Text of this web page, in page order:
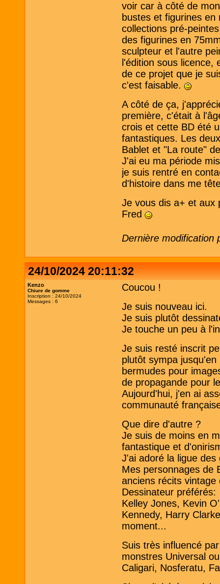
voir car à côté de
bustes et figurines
collections pré-
des figurines en
sculpteur et l'autre
l'édition sous
de ce projet que je
c'est faisable.
A côté de ça,
première, c'était à
crois et cette BD été
fantastiques. Les
Bablet et "La route"
J'ai eu ma période
je suis rentré en
d'histoire dans me
Je vous dis a+ et aux
Fred
Dernière modification
24/10/2024 20:11:32
Kenzo
Chiure de gomme
Inscription : 24/10/2024
Messages : 6
Coucou !
Je suis nouveau ici.
Je suis plutôt
Je touche un peu à
Je suis resté inscrit
plutôt sympa
bermudes pour
de propagande pour
Aujourd'hui, j'en ai
communauté
Que dire d'autre ?
Je suis de moins en
fantastique et
J'ai adoré la ligue
Mes personnages de
anciens récits
Dessinateur préférés:
Kelley Jones, Kevin
Kennedy, Harry
moment...
Suis très influencé
monstres Universal
Caligari, Nosferatu,